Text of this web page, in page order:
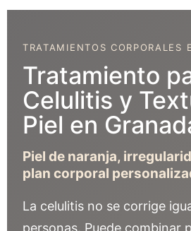
TRATAMIENTOS CORPORALES
Tratamiento
Celulitis y
Piel en
Piel de naranja,
plan corporal
La celulitis no se corrige
personas. Puede combinar